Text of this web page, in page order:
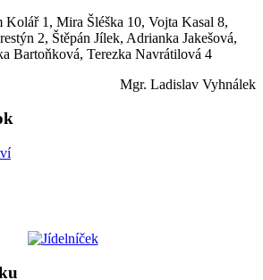
Kolář 1, Mira Šléška 10, Vojta Kasal 8,
2, Štěpán Jílek, Adrianka Jakešová,
Bartoňková, Terezka Navrátilová 4
Mgr. Ladislav Vyhnálek